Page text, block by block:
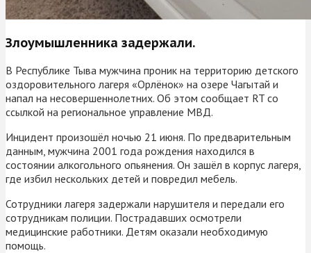
Злоумышленника задержали.
В Республике Тыва мужчина проник на территорию детского
оздоровительного лагеря «Орлёнок» на озере Чагытай и
напал на несовершеннолетних. Об этом сообщает RT со
ссылкой на региональное управление МВД.
Инцидент произошёл ночью 21 июня. По предварительным
данным, мужчина 2001 года рождения находился в
состоянии алкогольного опьянения. Он зашёл в корпус лагеря,
где избил нескольких детей и повредил мебель.
Сотрудники лагеря задержали нарушителя и передали его
сотрудникам полиции. Пострадавших осмотрели
медицинские работники. Детям оказали необходимую
помощь.